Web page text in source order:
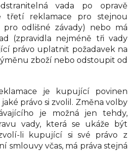
vada po opravě
třetí reklamace pro stejnou
odlišné závady) nebo má
(zpravidla nejméně tři vady
právo uplatnit požadavek na
zboží nebo odstoupit od
je kupující povinen
právo si zvolil. Změna volby
je možná jen tehdy,
vady, která se ukáže být
li kupující si své právo z
smlouvy včas, má práva stejná